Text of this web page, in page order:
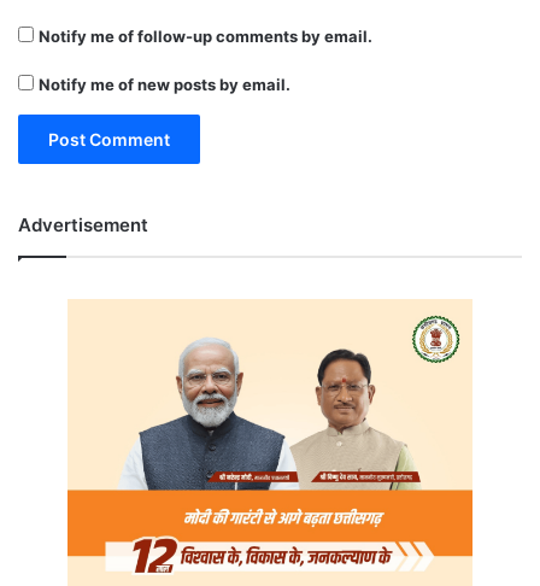
Notify me of follow-up comments by email.
Notify me of new posts by email.
Advertisement